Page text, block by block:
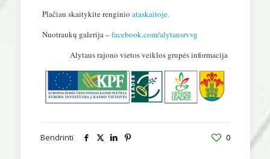
Plačiau skaitykite renginio ataskaitoje.
Nuotraukų galerija –facebook.com/alytausrvvg
Alytaus rajono vietos veiklos grupės informacija
Bendrinti 0